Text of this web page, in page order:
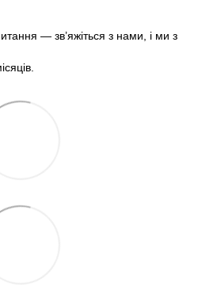
— зв’яжіться з нами, і ми з